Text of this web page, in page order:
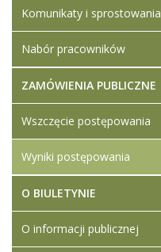
Komunikaty i sprostowania
Nabór pracowników
ZAMÓWIENIA PUBLICZNE
Wszczęcie postępowania
Wyniki postępowania
O BIULETYNIE
O informacji publicznej